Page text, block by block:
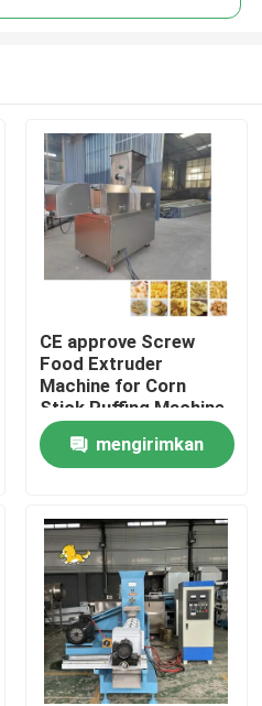
CE approve Screw
Food Extruder
Machine for Corn
Stick Puffing Machine
(Mesin ekstruder
makanan sekrup untuk
mesin pencuci tongkat
mengirimkan